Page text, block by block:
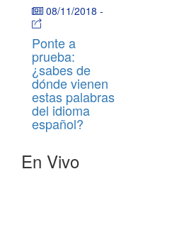
08/11/2018 -
Ponte a
prueba:
¿sabes de
dónde vienen
estas palabras
del idioma
español?
En Vivo